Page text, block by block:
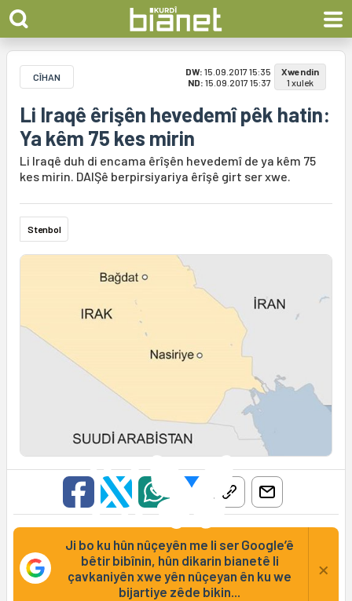
CÎHAN DW: 15.09.2017 15:35
ND: 15.09.2017 15:37
Xwendin
1 xulek
Li Iraqê êrişên hevedemî pêk hatin:
Ya kêm 75 kes mirin
Li Iraqê duh di encama êrîşên hevedemî de ya kêm 75
kes mirin. DAIŞê berpirsiyariya êrîşê girt ser xwe.
Stenbol
Ji bo ku hûn nûçeyên me li ser Google’ê
bêtir bibînin, hûn dikarin bianetê li
çavkaniyên xwe yên nûçeyan ên ku we
bijartiye zêde bikin...
×